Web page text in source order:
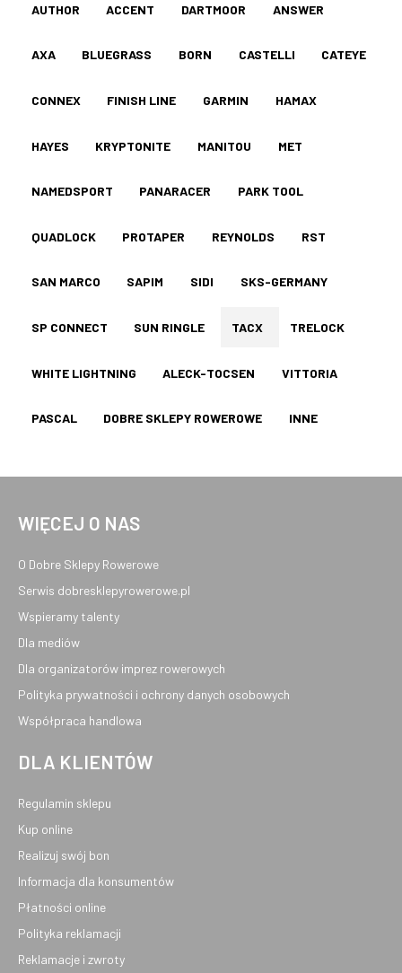
AUTHOR ACCENT DARTMOOR ANSWER
AXA BLUEGRASS BORN CASTELLI CATEYE
CONNEX FINISH LINE GARMIN HAMAX
HAYES KRYPTONITE MANITOU MET
NAMEDSPORT PANARACER PARK TOOL
QUADLOCK PROTAPER REYNOLDS RST
SAN MARCO SAPIM SIDI SKS-GERMANY
SP CONNECT SUN RINGLE TACX TRELOCK
WHITE LIGHTNING ALECK-TOCSEN VITTORIA
PASCAL DOBRE SKLEPY ROWEROWE INNE
WIĘCEJ O NAS
O Dobre Sklepy Rowerowe
Serwis dobresklepyrowerowe.pl
Wspieramy talenty
Dla mediów
Dla organizatorów imprez rowerowych
Polityka prywatności i ochrony danych osobowych
Współpraca handlowa
DLA KLIENTÓW
Regulamin sklepu
Kup online
Realizuj swój bon
Informacja dla konsumentów
Płatności online
Polityka reklamacji
Reklamacje i zwroty